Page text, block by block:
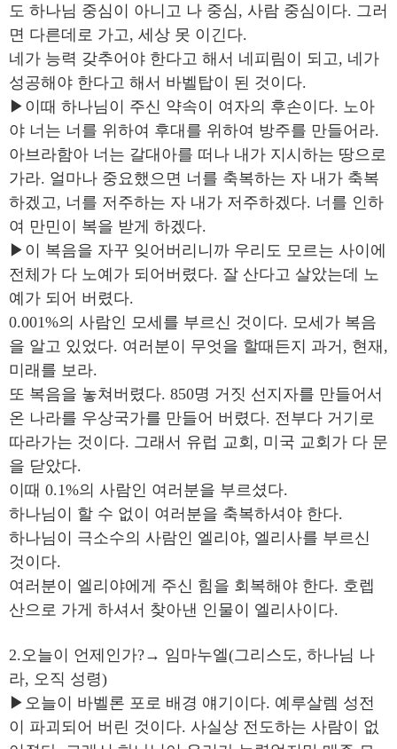
도 하나님 중심이 아니고 나 중심, 사람 중심이다. 그러
면 다른데로 가고, 세상 못 이긴다.
네가 능력 갖추어야 한다고 해서 네피림이 되고, 네가
성공해야 한다고 해서 바벨탑이 된 것이다.
▶이때 하나님이 주신 약속이 여자의 후손이다. 노아
야 너는 너를 위하여 후대를 위하여 방주를 만들어라.
아브라함아 너는 갈대아를 떠나 내가 지시하는 땅으로
가라. 얼마나 중요했으면 너를 축복하는 자 내가 축복
하겠고, 너를 저주하는 자 내가 저주하겠다. 너를 인하
여 만민이 복을 받게 하겠다.
▶이 복음을 자꾸 잊어버리니까 우리도 모르는 사이에
전체가 다 노예가 되어버렸다. 잘 산다고 살았는데 노
예가 되어 버렸다.
0.001%의 사람인 모세를 부르신 것이다. 모세가 복음
을 알고 있었다. 여러분이 무엇을 할때든지 과거, 현재,
미래를 보라.
또 복음을 놓쳐버렸다. 850명 거짓 선지자를 만들어서
온 나라를 우상국가를 만들어 버렸다. 전부다 거기로
따라가는 것이다. 그래서 유럽 교회, 미국 교회가 다 문
을 닫았다.
이때 0.1%의 사람인 여러분을 부르셨다.
하나님이 할 수 없이 여러분을 축복하셔야 한다.
하나님이 극소수의 사람인 엘리야, 엘리사를 부르신
것이다.
여러분이 엘리야에게 주신 힘을 회복해야 한다. 호렙
산으로 가게 하셔서 찾아낸 인물이 엘리사이다.
2.오늘이 언제인가?→ 임마누엘(그리스도, 하나님 나
라, 오직 성령)
▶오늘이 바벨론 포로 배경 얘기이다. 예루살렘 성전
이 파괴되어 버린 것이다. 사실상 전도하는 사람이 없